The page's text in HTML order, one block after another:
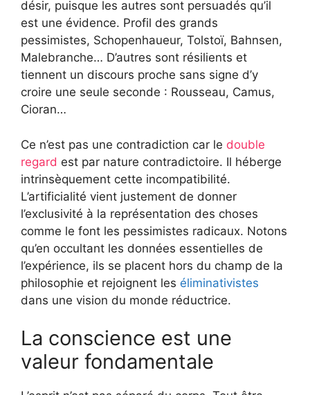
désir, puisque les autres sont persuadés qu’il
est une évidence. Profil des grands
pessimistes, Schopenhaueur, Tolstoï, Bahnsen,
Malebranche… D’autres sont résilients et
tiennent un discours proche sans signe d’y
croire une seule seconde : Rousseau, Camus,
Cioran…
Ce n’est pas une contradiction car le double
regard est par nature contradictoire. Il héberge
intrinsèquement cette incompatibilité.
L’artificialité vient justement de donner
l’exclusivité à la représentation des choses
comme le font les pessimistes radicaux. Notons
qu’en occultant les données essentielles de
l’expérience, ils se placent hors du champ de la
philosophie et rejoignent les éliminativistes
dans une vision du monde réductrice.
La conscience est une
valeur fondamentale